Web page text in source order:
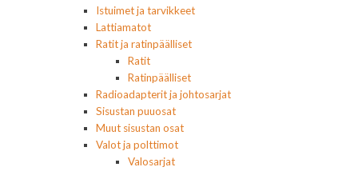
Istuimet ja tarvikkeet
Lattiamatot
Ratit ja ratinpäälliset
Ratit
Ratinpäälliset
Radioadapterit ja johtosarjat
Sisustan puuosat
Muut sisustan osat
Valot ja polttimot
Valosarjat